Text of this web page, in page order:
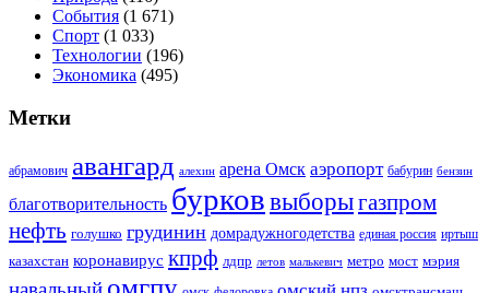
События (1 671)
Спорт (1 033)
Технологии (196)
Экономика (495)
Метки
абрамович авангард алехин арена Омск аэропорт бабурин бензин
благотворительность бурков выборыгазпром
нефть голушко грудинин домрадужногодетства единая россия иртыш
казахстан коронавирус кпрф лдпр летов малькевич метро мост мэрия
омгпу